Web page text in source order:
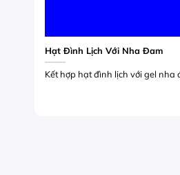
Hạt Đình Lịch Với Nha Đam
Kết hợp hạt đình lịch với gel nha